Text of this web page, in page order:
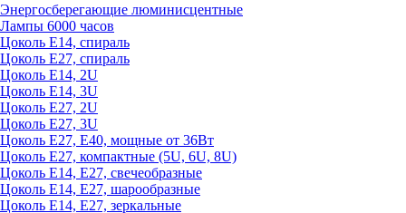
Энергосберегающие люминисцентные
Лампы 6000 часов
Цоколь Е14, спираль
Цоколь Е27, спираль
Цоколь Е14, 2U
Цоколь Е14, 3U
Цоколь Е27, 2U
Цоколь Е27, 3U
Цоколь Е27, Е40, мощные от 36Вт
Цоколь Е27, компактные (5U, 6U, 8U)
Цоколь Е14, Е27, свечеобразные
Цоколь Е14, Е27, шарообразные
Цоколь Е14, Е27, зеркальные